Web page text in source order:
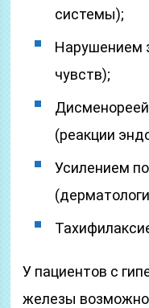
системы);
Нарушением
чувств);
(реакции
Усилением
У пациентов с
железы возможно